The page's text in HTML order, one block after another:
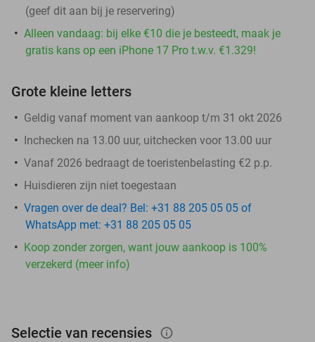
(geef dit aan bij je reservering)
Alleen vandaag: bij elke €10 die je besteedt, maak je
gratis kans op een iPhone 17 Pro t.w.v. €1.329!
Grote kleine letters
Geldig vanaf moment van aankoop t/m 31 okt 2026
Inchecken na 13.00 uur, uitchecken voor 13.00 uur
Vanaf 2026 bedraagt de toeristenbelasting €2 p.p.
Huisdieren zijn niet toegestaan
Vragen over de deal? Bel: +31 88 205 05 05 of
WhatsApp met: +31 88 205 05 05
Koop zonder zorgen, want jouw aankoop is 100%
verzekerd (meer info)
Selectie van recensies info_outlined